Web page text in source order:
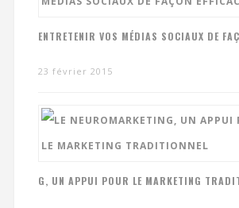
ENTRETENIR VOS MÉDIAS SOCIAUX DE
23 février 2015
G, UN APPUI POUR LE MARKETING